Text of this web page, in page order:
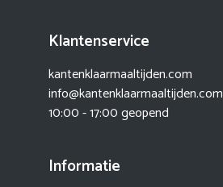
Klantenservice
kantenklaarmaaltijden.com
info@kantenklaarmaaltijden.com
10:00 - 17:00 geopend
Informatie